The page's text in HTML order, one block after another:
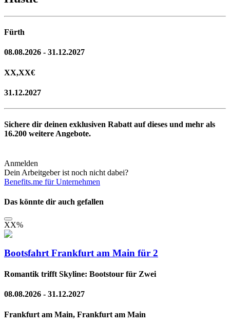
Fürth
08.08.2026 - 31.12.2027
XX,XX€
31.12.2027
Sichere dir deinen exklusiven Rabatt auf dieses und mehr als
16.200 weitere Angebote.
Anmelden
Dein Arbeitgeber ist noch nicht dabei?
Benefits.me für Unternehmen
Das könnte dir auch gefallen
XX%
Bootsfahrt Frankfurt am Main für 2
Romantik trifft Skyline: Bootstour für Zwei
08.08.2026 - 31.12.2027
Frankfurt am Main, Frankfurt am Main